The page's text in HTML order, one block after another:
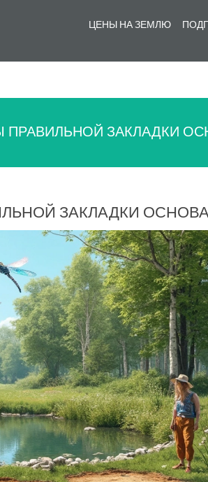
ЦЕНЫ НА ЗЕМЛЮ
ПРАВИЛЬНОЙ ЗАКЛАДКИ
ЗАКЛАДКИ